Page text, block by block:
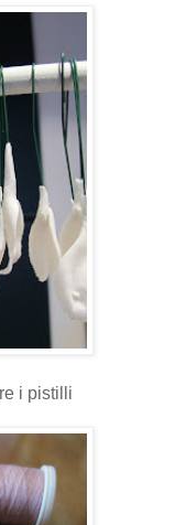
i pistilli